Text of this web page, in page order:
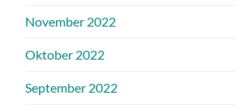
November 2022
Oktober 2022
September 2022